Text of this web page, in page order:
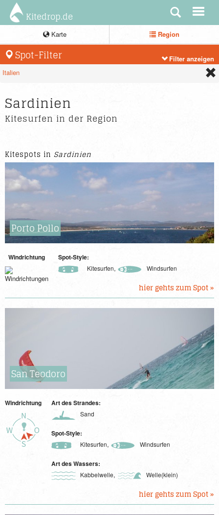
Kitedrop.de
Karte Region
Spot-Filter
Filter anzeigen
Italien
Sardinien
Kitesurfen in der Region
Kitespots in Sardinien
Porto Pollo
Windrichtung Spot-Style:
Kitesurfen, Windsurfen
hier gehts zum Spot »
San Teodoro
Windrichtung Art des Strandes:
Sand
Spot-Style:
Kitesurfen, Windsurfen
Art des Wassers:
Kabbelwelle, Welle(klein)
hier gehts zum Spot »